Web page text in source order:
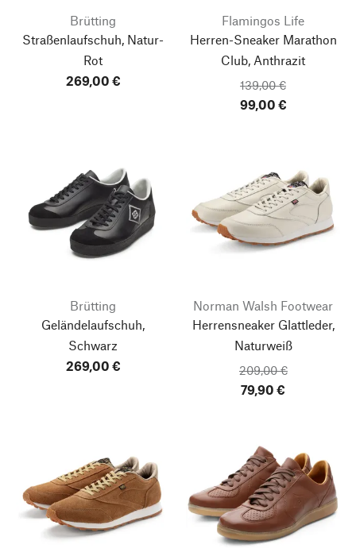
Brütting
Straßenlaufschuh, Natur-
Rot
269,00 €
Flamingos Life
Herren-Sneaker Marathon
Club, Anthrazit
139,00 €
99,00 €
Brütting
Geländelaufschuh,
Schwarz
269,00 €
Norman Walsh Footwear
Herrensneaker Glattleder,
Naturweiß
209,00 €
79,90 €